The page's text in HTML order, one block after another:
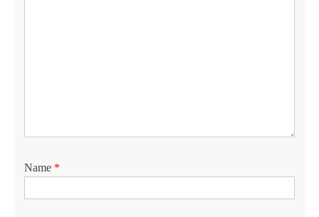
Name *